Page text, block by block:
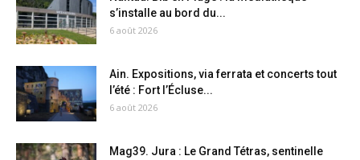
s’installe au bord du...
6 août 2026
Ain. Expositions, via ferrata et concerts tout
l’été : Fort l’Écluse...
6 août 2026
Mag39. Jura : Le Grand Tétras, sentinelle